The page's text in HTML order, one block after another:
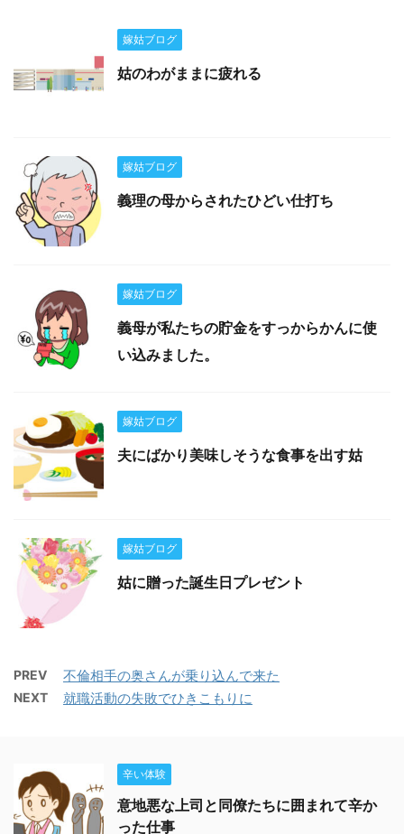
嫁姑ブログ
姑のわがままに疲れる
嫁姑ブログ
義理の母からされたひどい仕打ち
嫁姑ブログ
義母が私たちの貯金をすっからかんに使
い込みました。
嫁姑ブログ
夫にばかり美味しそうな食事を出す姑
嫁姑ブログ
姑に贈った誕生日プレゼント
PREV 不倫相手の奥さんが乗り込んで来た
NEXT 就職活動の失敗でひきこもりに
辛い体験
意地悪な上司と同僚たちに囲まれて辛か
った仕事